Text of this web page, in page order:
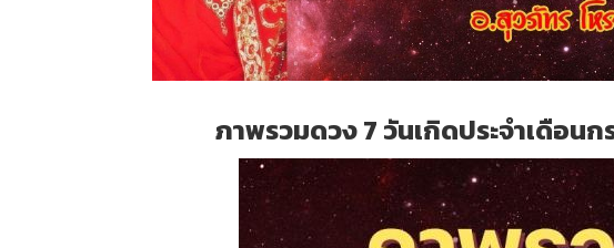
ภาพรวมดวง 7 วันเกิดประจำเดือน